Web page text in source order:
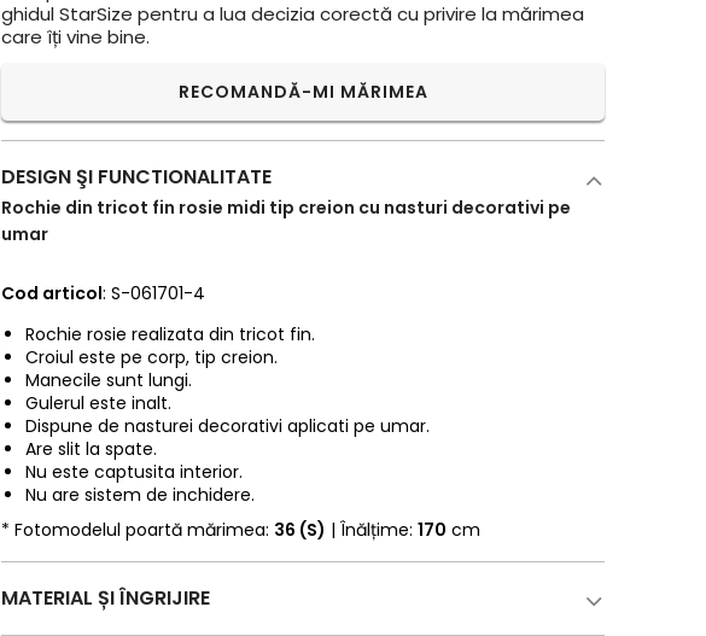
ghidul StarSize pentru a lua decizia corectă cu privire la mărimea
care îți vine bine.
RECOMANDĂ-MI MĂRIMEA
DESIGN ŞI FUNCTIONALITATE
Rochie din tricot fin rosie midi tip creion cu nasturi decorativi pe
umar
Cod articol: S-061701-4
Rochie rosie realizata din tricot fin.
Croiul este pe corp, tip creion.
Manecile sunt lungi.
Gulerul este inalt.
Dispune de nasturei decorativi aplicati pe umar.
Are slit la spate.
Nu este captusita interior.
Nu are sistem de inchidere.
* Fotomodelul poartă mărimea: 36 (S) | Înălțime:170 cm
MATERIAL ȘI ÎNGRIJIRE